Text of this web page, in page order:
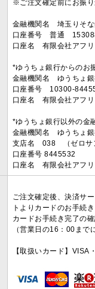
※ご注文確定前にお振
金融機関名 埼玉りそ
口座番号 普通
口座名 有限会社アフ
*ゆうちょ銀行からのお
金融機関名 ゆうちょ
口座番号 10300-
口座名 有限会社アフ
*ゆうちょ銀行以外の金
金融機関名 ゆうちょ
支店名 038 （ゼロサ
口座番号 8445532
口座名 有限会社アフ
ご注文確定後、決済サ
トよりカードのお手続
カードお手続き完了の
（営業日の16：00ま
【取扱いカード】